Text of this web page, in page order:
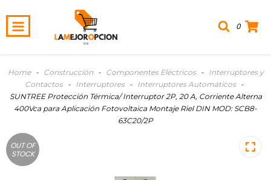
0
Home - Construcción - Componentes Eléctricos -
Interruptores y
Contactos
- Interruptores - Interruptores Automáticos
-
SUNTREE Protección Térmica/ Interruptor 2P, 20 A, Corriente Alterna
400Vca para Aplicación Fotovoltaica Montaje Riel DIN MOD: SCB8-
63C20/2P
OUT OF
STOCK